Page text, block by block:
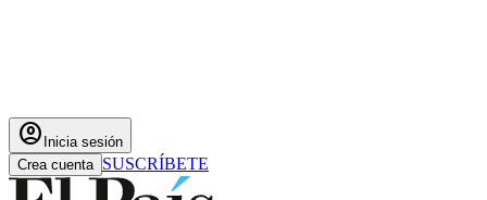
account_circle Inicia sesión
Crea cuenta SUSCRÍBETE